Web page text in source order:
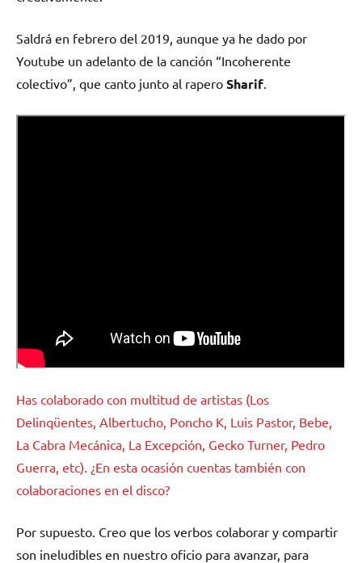
Saldrá en febrero del 2019, aunque ya he dado por
Youtube un adelanto de la canción “Incoherente
colectivo”, que canto junto al rapero Sharif
Has colaborado con multitud de artistas (Los
Delinqüentes, Albertucho, Poncho K, Luis Pastor, Bebe,
La Cabra Mecánica, La Excepción, Gecko Turner, Pedro
Guerra, etc). ¿En esta ocasión cuentas también con
colaboraciones en el disco?
Por supuesto. Creo que los verbos colaborar y compartir
son ineludibles en nuestro oficio para avanzar, para